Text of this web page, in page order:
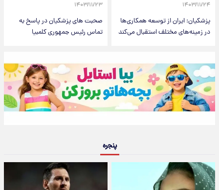
۱۴۰۳/۱۱/۲۴
پزشکیان: ایران از توسعه همکاری‌ها
در زمینه‌های مختلف استقبال می‌کند
۱۴۰۳/۱۱/۲۳
صحبت های پزشکیان در پاسخ به
تماس رئیس جمهوری کلمبیا
پنجره